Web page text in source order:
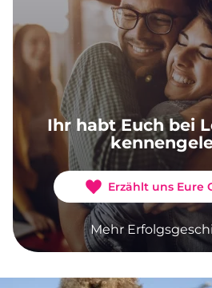
Ihr habt Euch bei
Erzählt uns Eure
Mehr